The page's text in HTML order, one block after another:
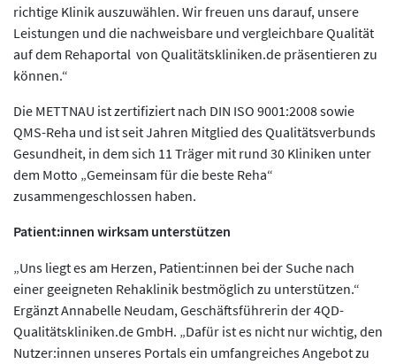
richtige Klinik auszuwählen. Wir freuen uns darauf, unsere
Leistungen und die nachweisbare und vergleichbare Qualität
auf dem Rehaportal von Qualitätskliniken.de präsentieren zu
können.“
Die METTNAU ist zertifiziert nach DIN ISO 9001:2008 sowie
QMS-Reha und ist seit Jahren Mitglied des Qualitätsverbunds
Gesundheit, in dem sich 11 Träger mit rund 30 Kliniken unter
dem Motto „Gemeinsam für die beste Reha“
zusammengeschlossen haben.
Patient:innen wirksam unterstützen
„Uns liegt es am Herzen, Patient:innen bei der Suche nach
einer geeigneten Rehaklinik bestmöglich zu unterstützen.“
Ergänzt Annabelle Neudam, Geschäftsführerin der 4QD-
Qualitätskliniken.de GmbH. „Dafür ist es nicht nur wichtig, den
Nutzer:innen unseres Portals ein umfangreiches Angebot zu